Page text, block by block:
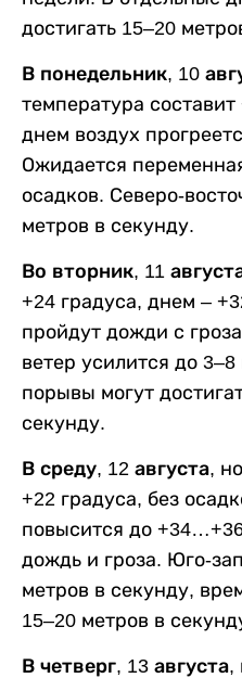
достигать 15–20
В понедельник, 10
температура
днем воздух
Ожидается
осадков. Северо-
метров в секунду.
Во вторник, 11
+24 градуса, днем –
пройдут дожди с
ветер усилится до
порывы могут
секунду.
В среду, 12 августа,
+22 градуса, без
повысится до
дождь и гроза. Юго-
метров в секунду,
15–20 метров в
В четверг, 13 августа,